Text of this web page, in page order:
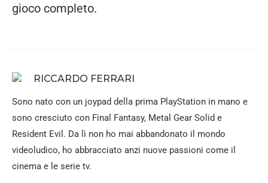
gioco completo.
RICCARDO FERRARI
Sono nato con un joypad della prima PlayStation in mano e
sono cresciuto con Final Fantasy, Metal Gear Solid e
Resident Evil. Da lì non ho mai abbandonato il mondo
videoludico, ho abbracciato anzi nuove passioni come il
cinema e le serie tv.